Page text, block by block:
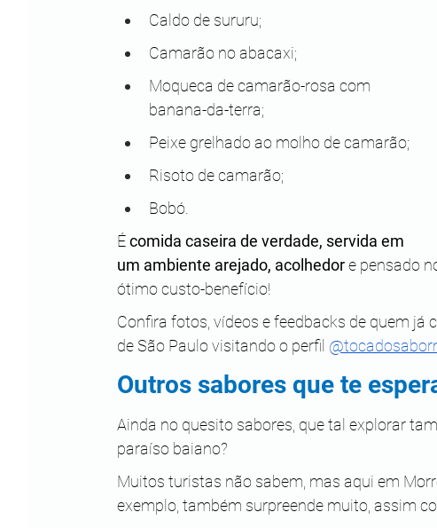
Caldo de sururu;
Camarão no abacaxi;
Moqueca de camarão-rosa com
banana-da-terra;
Peixe grelhado ao molho de camarão;
Risoto de camarão;
Bobó.
É comida caseira de verdade, servida em
um ambiente arejado, acolhedor e pensado
ótimo custo-benefício!
Confira fotos, vídeos e feedbacks de quem já
de São Paulo visitando o perfil
Outros sabores que te
Ainda no quesito sabores, que tal explorar
paraíso baiano?
Muitos turistas não sabem, mas aqui em
exemplo, também surpreende muito, assim